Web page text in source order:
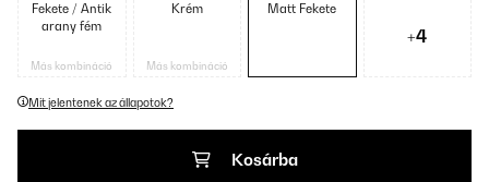
Fekete / Antik
arany fém
Más kombináció
Krém
Más kombináció
Matt Fekete
+4
Mit jelentenek az állapotok?
Kosárba